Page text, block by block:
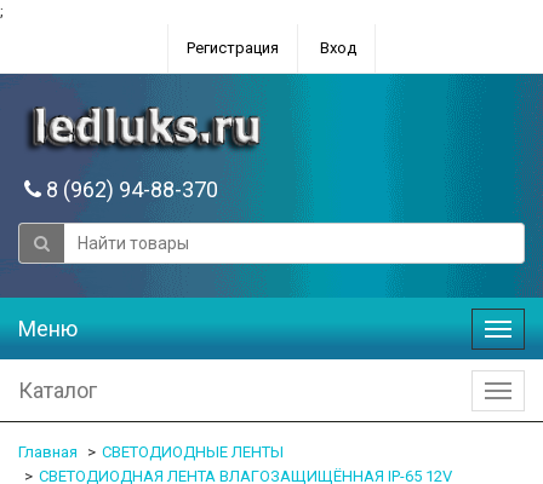
;
Регистрация
Вход
8 (962) 94-88-370
Меню
Меню
Каталог
Главная
СВЕТОДИОДНЫЕ ЛЕНТЫ
СВЕТОДИОДНАЯ ЛЕНТА ВЛАГОЗАЩИЩЁННАЯ IP-65 12V